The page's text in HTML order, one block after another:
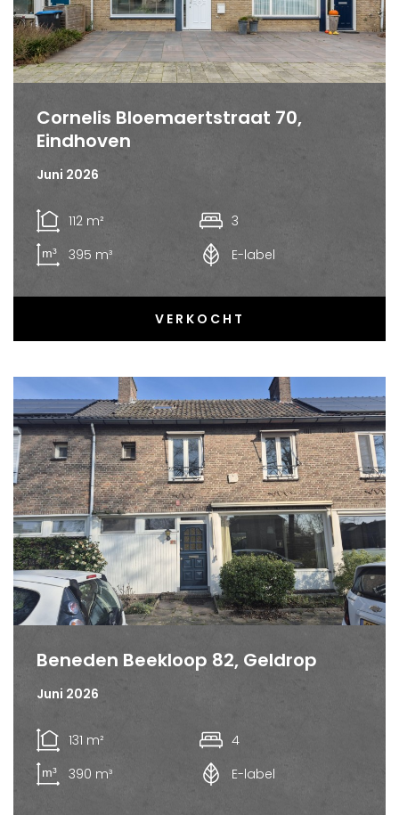
Cornelis Bloemaertstraat 70,
Eindhoven
Juni 2026
112 m²
3
395 m³
E-label
VERKOCHT
Beneden Beekloop 82, Geldrop
Juni 2026
131 m²
4
390 m³
E-label